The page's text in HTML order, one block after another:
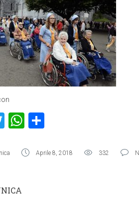
TwitterWhatsApp
Aprile 8, 2018 332